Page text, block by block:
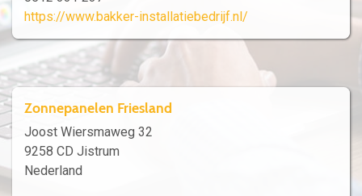
https://www.bakker-installatiebedrijf.nl/
Zonnepanelen Friesland
Joost Wiersmaweg 32
9258 CD Jistrum
Nederland